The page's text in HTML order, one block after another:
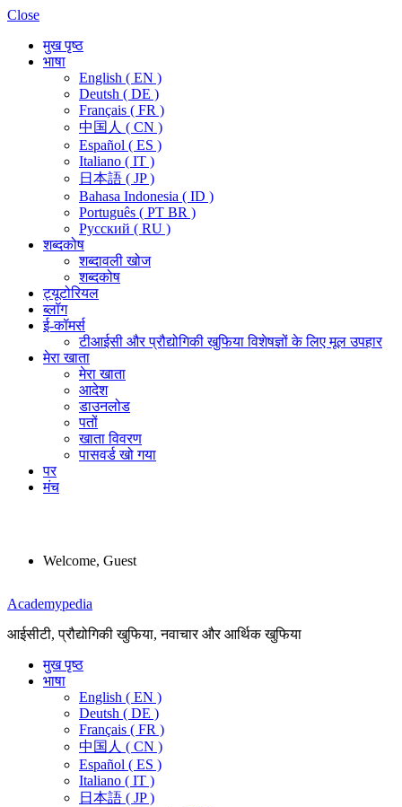
Close
मुख पृष्ठ
भाषा
English ( EN )
Deutsh ( DE )
Français ( FR )
中国人 ( CN )
Español ( ES )
Italiano ( IT )
日本語 ( JP )
Bahasa Indonesia ( ID )
Português ( PT BR )
Pусский ( RU )
शब्दकोष
शब्दावली खोज
शब्दकोष
ट्यूटोरियल
ब्लॉग
ई-कॉमर्स
टीआईसी और प्रौद्योगिकी खुफिया विशेषज्ञों के लिए मूल उपहार
मेरा खाता
मेरा खाता
आदेश
डाउनलोड
पतों
खाता विवरण
पासवर्ड खो गया
पर
मंच
Welcome, Guest
Menu
Academypedia
आईसीटी, प्रौद्योगिकी खुफिया, नवाचार और आर्थिक खुफिया
मुख पृष्ठ
भाषा
English ( EN )
Deutsh ( DE )
Français ( FR )
中国人 ( CN )
Español ( ES )
Italiano ( IT )
日本語 ( JP )